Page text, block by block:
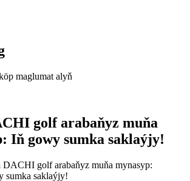
maglumat alyň
golf arabaňyz muňa
Iň gowy sumka saklaýjy!